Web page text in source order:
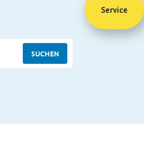
SUCHEN
Service